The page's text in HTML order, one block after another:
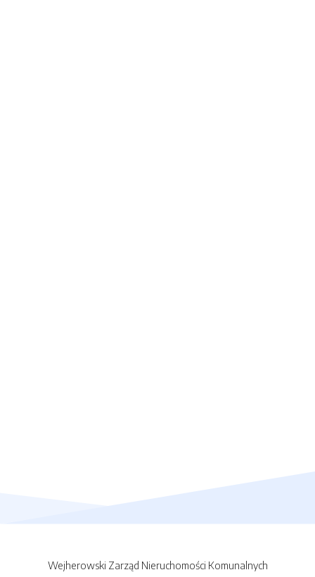
Wejherowski Zarząd Nieruchomości Komunalnych